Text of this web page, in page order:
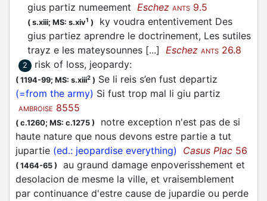
gius partiz numeement Eschez ANTS 9.5
( s.xiii; MS: s.xiv1 )
ky voudra ententivement Des
gius partiez aprendre le doctrinement, Les sutiles
trayz e les mateysounnes [...] Eschez ANTS 26.8
2 risk of loss, jeopardy:
( 1194-99; MS: s.xiii2 ) Se li reis s’en fust departiz
(=from the army) Si fust trop mal li giu partiz
AMBROISE 8555
( c.1260; MS: c.1275 )
notre exception n'est pas de si
haute nature que nous devons estre partie a tut
jupartie (ed.: jeopardise everything) Casus Plac 56
( 1464-65 )
au graund damage enpoverisshement et
desolacion de mesme la ville, et vraisemblement
par continuance d'estre cause de jupardie ou perde